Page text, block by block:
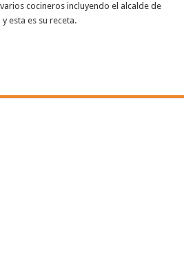
cocineros incluyendo el alcalde de
esta es su receta.